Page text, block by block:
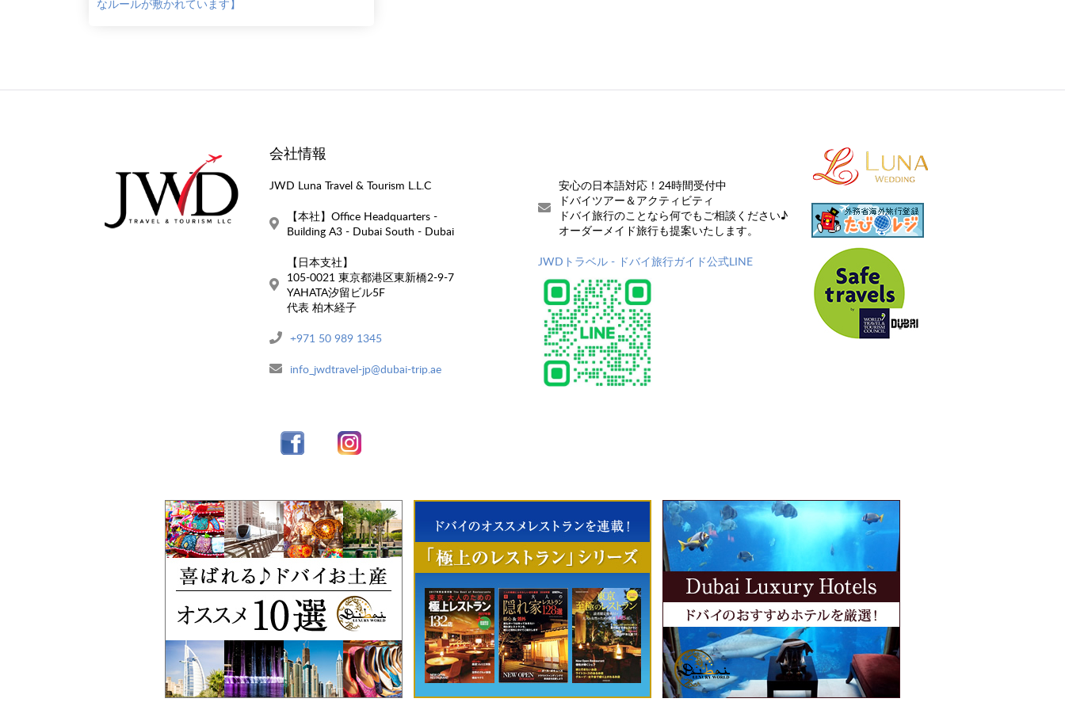
なルールが敷かれています】
会社情報
JWD Luna Travel & Tourism L.L.C
【本社】Office Headquarters -
Building A3 - Dubai South - Dubai
【日本支社】
105-0021 東京都港区東新橋2-9-7
YAHATA汐留ビル5F
代表 柏木経子
+971 50 989 1345
info_jwdtravel-jp@dubai-trip.ae
安心の日本語対応！24時間受付中
ドバイツアー＆アクティビティ
ドバイ旅行のことなら何でもご相談ください♪
オーダーメイド旅行も提案いたします。
JWDトラベル - ドバイ旅行ガイド公式LINE